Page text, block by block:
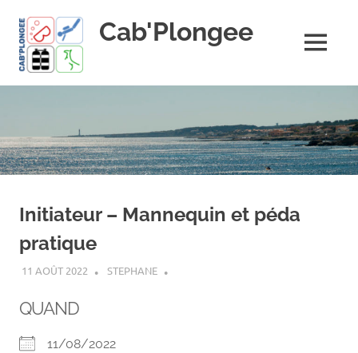
content
Cab'Plongee
!
MENU
Initiateur – Mannequin et péda
pratique
11 AOÛT 2022 STEPHANE
QUAND
11/08/2022